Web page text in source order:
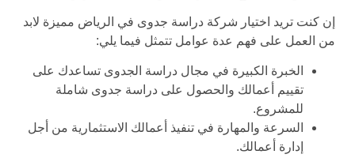
إن كنت تريد اختيار شركة دراسة جدوى في الرياض مميزة لابد
من العمل على فهم عدة عوامل تتمثل فيما يلي:
الخبرة الكبيرة في مجال دراسة الجدوى تساعدك على
تقييم أعمالك والحصول على دراسة جدوى شاملة
للمشروع.
السرعة والمهارة في تنفيذ أعمالك الاستثمارية من أجل
إدارة أعمالك.